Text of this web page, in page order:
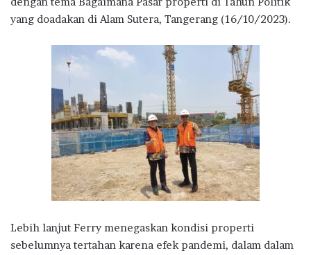
yang doadakan di Alam Sutera, Tangerang (16/10/2023).
Lebih lanjut Ferry menegaskan kondisi properti
sebelumnya tertahan karena efek pandemi, dalam dalam